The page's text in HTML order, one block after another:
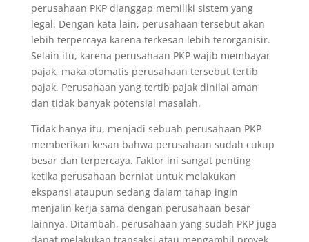
perusahaan PKP dianggap memiliki sistem yang
legal. Dengan kata lain, perusahaan tersebut akan
lebih terpercaya karena terkesan lebih terorganisir.
Selain itu, karena perusahaan PKP wajib membayar
pajak, maka otomatis perusahaan tersebut tertib
pajak. Perusahaan yang tertib pajak dinilai aman
dan tidak banyak potensial masalah.
Tidak hanya itu, menjadi sebuah perusahaan PKP
memberikan kesan bahwa perusahaan sudah cukup
besar dan terpercaya. Faktor ini sangat penting
ketika perusahaan berniat untuk melakukan
ekspansi ataupun sedang dalam tahap ingin
menjalin kerja sama dengan perusahaan besar
lainnya. Ditambah, perusahaan yang sudah PKP juga